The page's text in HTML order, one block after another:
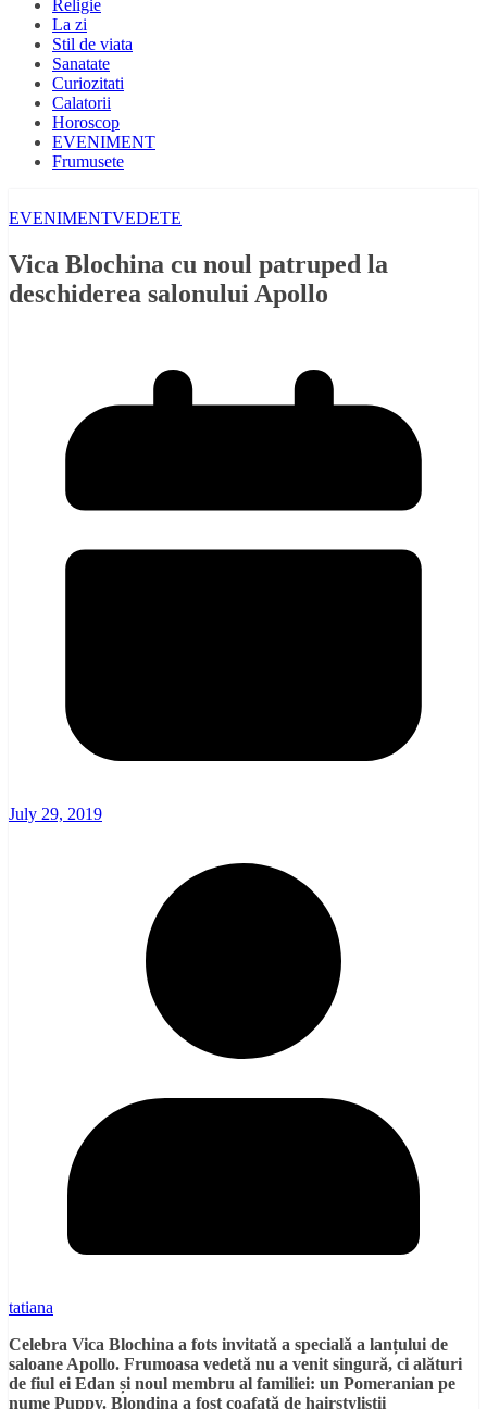
Religie
La zi
Stil de viata
Sanatate
Curiozitati
Calatorii
Horoscop
EVENIMENT
Frumusete
EVENIMENTVEDETE
Vica Blochina cu noul patruped la
deschiderea salonului Apollo
July 29, 2019
tatiana
Celebra Vica Blochina a fots invitată a specială a lanțului de
saloane Apollo. Frumoasa vedetă nu a venit singură, ci alături
de fiul ei Edan și noul membru al familiei: un Pomeranian pe
nume Puppy. Blondina a fost coafată de hairstyliștii